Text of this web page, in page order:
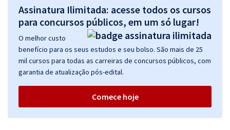
Assinatura Ilimitada: acesse todos os cursos
para concursos públicos, em um só lugar!
O melhor custo
benefício para os seus estudos e seu bolso. São mais de 25
mil cursos para todas as carreiras de concursos públicos, com
garantia de atualização pós-edital.
Comece hoje